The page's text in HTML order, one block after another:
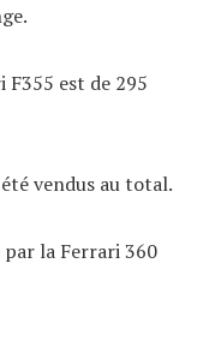
F355 est de 295
vendus au total.
par la Ferrari 360